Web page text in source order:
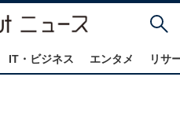
IT・ビジネス エンタメ リサ